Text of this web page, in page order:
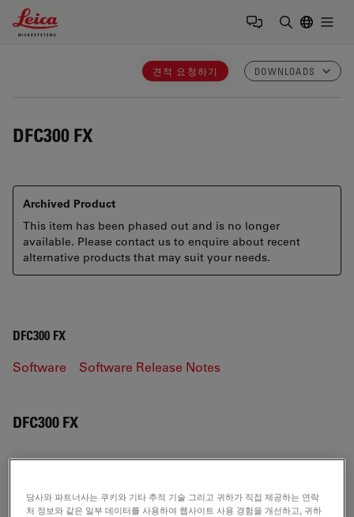
Leica Microsystems Logo
견적 요청하기 DOWNLOADS
DFC300 FX
Archived Product
This item has been phased out and is no longer
available. Please contact us to enquire about recent
alternative products that may suit your needs.
DFC300 FX
Software Software Release Notes
DFC300 FX
SOFTWARE
당사와 파트너사는 쿠키와 기타 추적 기술 그리고 귀하가 직접 제공하는 연락
처 정보와 같은 일부 데이터를 사용하여 웹사이트 사용 경험을 개선하고, 귀하